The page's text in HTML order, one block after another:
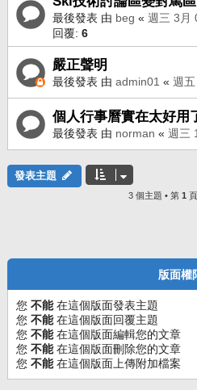
最後發表 由 beg « 週三 3月
回覆: 6
嚴正聲明
最後發表 由 admin01 « 週
個人行事曆實在太好用
最後發表 由 norman « 週三
發表主題
3 個主題 • 第 1
版面權
您 不能在這個版面發表主題
您 不能在這個版面回覆主題
您 不能在這個版面編輯您的文章
您 不能在這個版面刪除您的文章
您 不能在這個版面上傳附加檔案